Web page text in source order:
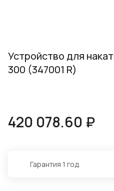
Устройство для
300 (347001 R)
420 078.60 ₽
Гарантия 1 год.